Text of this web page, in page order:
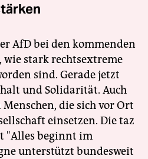
AfD bei den kommenden
wie stark rechtsextreme
sind. Gerade jetzt
und Solidarität. Auch
die sich vor Ort
einsetzen. Die taz
"Alles beginnt im
unterstützt bundesweit